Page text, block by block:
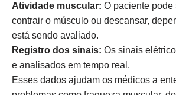
Atividade muscular: O paciente pode
contrair o músculo ou descansar,
está sendo avaliado.
Registro dos sinais: Os sinais
e analisados em tempo real.
Esses dados ajudam os médicos a